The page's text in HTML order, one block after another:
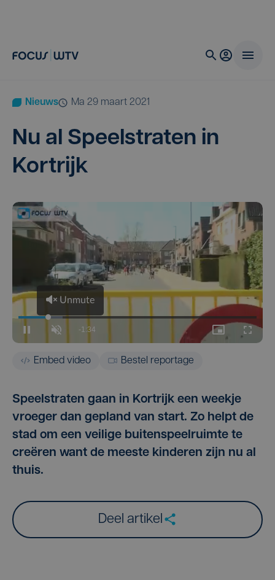
Nieuws ma 29 maart 2021
Nu al Speel­stra­ten in
Kortrijk
Embed video Bestel reportage
Speelstraten gaan in Kortrijk een weekje
vroeger dan gepland van start. Zo helpt de
stad om een veilige buitenspeelruimte te
creëren want de meeste kinderen zijn nu al
thuis.
Deel artikel